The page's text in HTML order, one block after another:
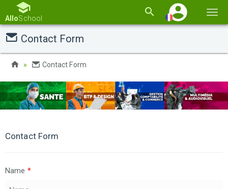
la
AlloSchool
Contact Form
Contact Form
Contact Form
Name *